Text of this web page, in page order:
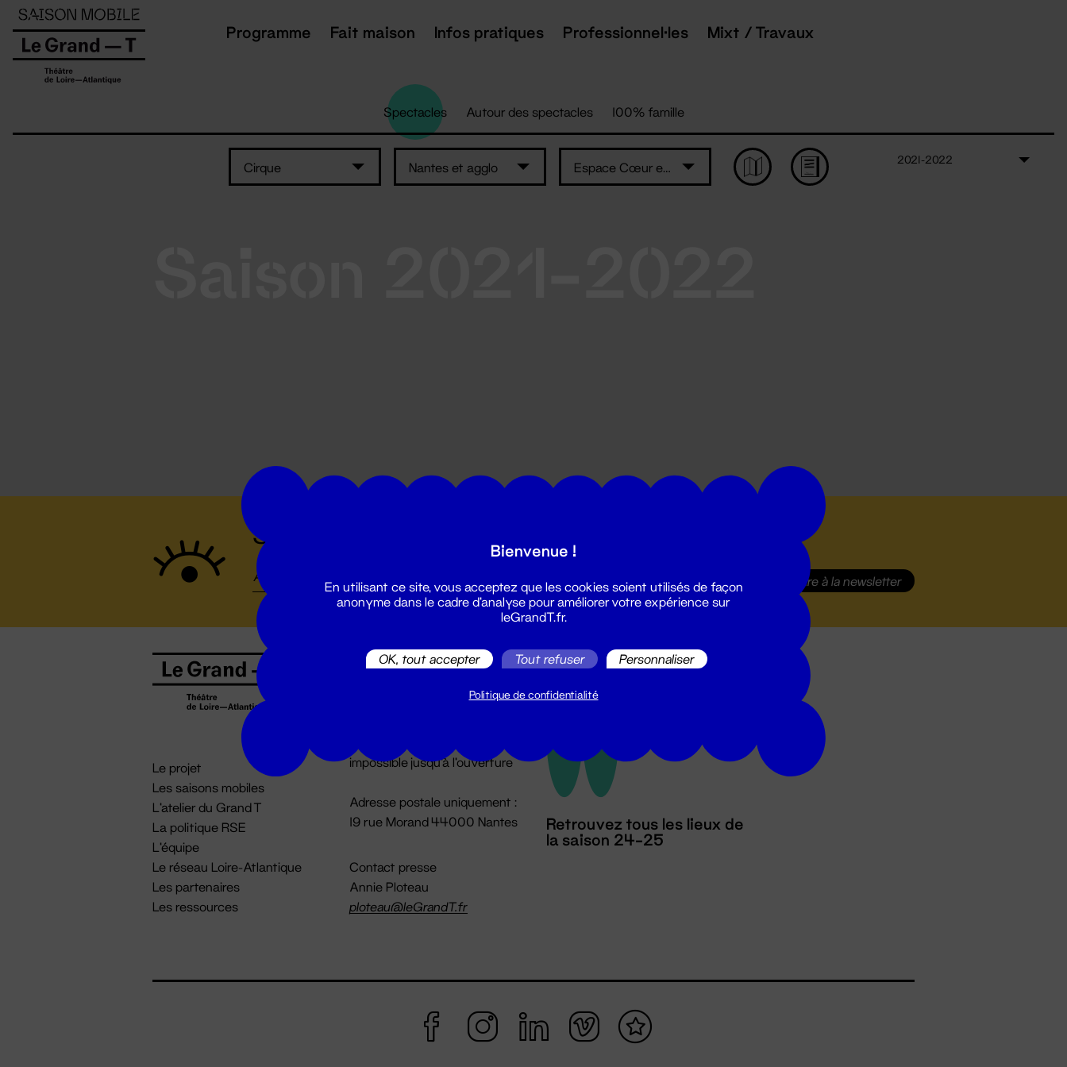
Programme Fait maison Infos pratiques Professionnel·les Mixt / Travaux
Spectacles Autour des spectacles 100% famille
Cirque Nantes et agglo Espace Cœur en Scène
2021-2022
Suivez toutes les actualités du Grand T :
S'inscrire à la newsletter
Le projet
Les saisons mobiles
L'atelier du Grand T
La politique RSE
L'équipe
Le réseau Loire-Atlantique
Les partenaires
Les ressources
Billetterie
billetterie@leGrandT.fr
impossible jusqu'à l'ouverture
Adresse postale uniquement :
19 rue Morand 44000 Nantes
Contact presse
Annie Ploteau
ploteau@leGrandT.fr
Retrouvez tous les lieux de
la saison 24-25
Panneau de gestion des cookies
Bienvenue !
En utilisant ce site, vous acceptez que les cookies soient utilisés de façon
anonyme dans le cadre d'analyse pour améliorer votre expérience sur
leGrandT.fr.
OK, tout accepter Tout refuser Personnaliser
Politique de confidentialité